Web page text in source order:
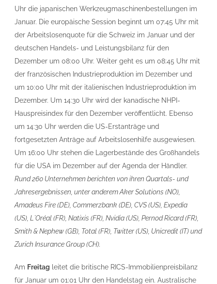
Uhr die japanischen Werkzeugmaschinenbestellungen im
Januar. Die europäische Session beginnt um 07:45 Uhr mit
der Arbeitslosenquote für die Schweiz im Januar und der
deutschen Handels- und Leistungsbilanz für den
Dezember um 08:00 Uhr. Weiter geht es um 08:45 Uhr mit
der französischen Industrieproduktion im Dezember und
um 10:00 Uhr mit der italienischen Industrieproduktion im
Dezember. Um 14:30 Uhr wird der kanadische NHPI-
Hauspreisindex für den Dezember veröffentlicht. Ebenso
um 14:30 Uhr werden die US-Erstanträge und
fortgesetzten Anträge auf Arbeitslosenhilfe ausgewiesen.
Um 16:00 Uhr stehen die Lagerbestände des Großhandels
für die USA im Dezember auf der Agenda der Händler.
Rund 260 Unternehmen berichten von ihren Quartals- und
Jahresergebnissen, unter anderem Aker Solutions (NO),
Amadeus Fire (DE), Commerzbank (DE), CVS (US), Expedia
(US), L´Oréal (FR), Natixis (FR), Nvidia (US), Pernod Ricard (FR),
Smith & Nephew (GB), Total (FR), Twitter (US), Unicredit (IT) und
Zurich Insurance Group (CH).
Am Freitag leitet die britische RICS-Immobilienpreisbilanz
für Januar um 01:01 Uhr den Handelstag ein. Australische